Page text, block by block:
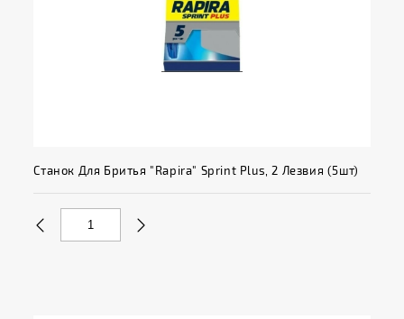
Станок Для Бритья "Rapira" Sprint Plus, 2 Лезвия (5шт)